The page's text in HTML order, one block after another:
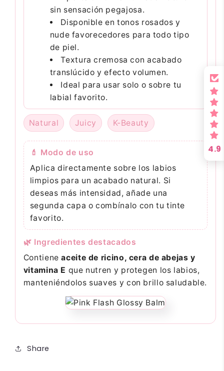
sin sensación pegajosa.
Disponible en tonos rosados y
nude favorecedores para todo tipo
de piel.
Textura cremosa con acabado
translúcido y efecto volumen.
Ideal para usar solo o sobre tu
labial favorito.
Natural Juicy K-Beauty
💄 Modo de uso
Aplica directamente sobre los labios
limpios para un acabado natural. Si
deseas más intensidad, añade una
segunda capa o combínalo con tu tinte
favorito.
🌿 Ingredientes destacados
Contieneaceite de ricino, cera de abejas y
vitamina E que nutren y protegen los labios,
manteniéndolos suaves y con brillo saludable.
Share
4.9